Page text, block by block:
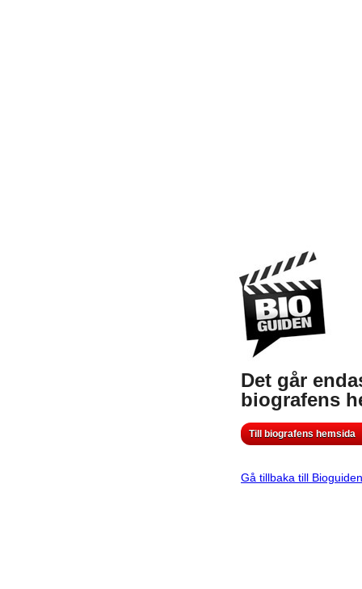
Det går
biografens
Till biografens hemsida
Gå tillbaka till Bioguiden